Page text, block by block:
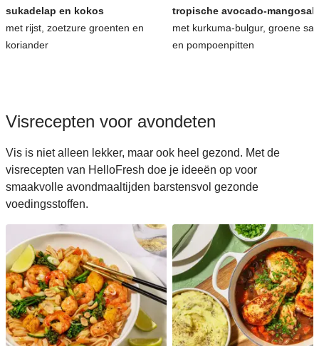
sukadelap en kokos
met rijst, zoetzure groenten en
koriander
tropische avocado-
met kurkuma-bulgur, groene
en pompoenpitten
Visrecepten voor avondeten
Vis is niet alleen lekker, maar ook heel gezond. Met de
visrecepten van HelloFresh doe je ideeën op voor
smaakvolle avondmaaltijden barstensvol gezonde
voedingsstoffen.